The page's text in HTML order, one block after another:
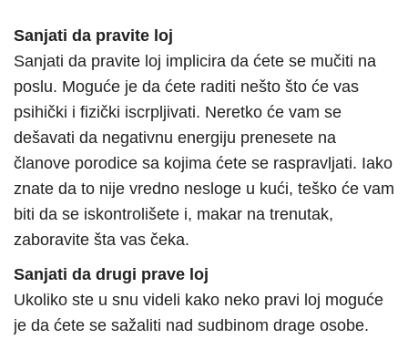
Sanjati da pravite loj
Sanjati da pravite loj implicira da ćete se mučiti na
poslu. Moguće je da ćete raditi nešto što će vas
psihički i fizički iscrpljivati. Neretko će vam se
dešavati da negativnu energiju prenesete na
članove porodice sa kojima ćete se raspravljati. Iako
znate da to nije vredno nesloge u kući, teško će vam
biti da se iskontrolišete i, makar na trenutak,
zaboravite šta vas čeka.
Sanjati da drugi prave loj
Ukoliko ste u snu videli kako neko pravi loj moguće
je da ćete se sažaliti nad sudbinom drage osobe.